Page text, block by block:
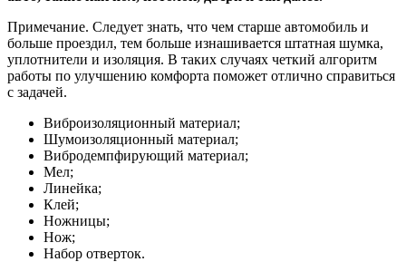
Примечание. Следует знать, что чем старше автомобиль и
больше проездил, тем больше изнашивается штатная шумка,
уплотнители и изоляция. В таких случаях четкий алгоритм
работы по улучшению комфорта поможет отлично справиться
с задачей.
Виброизоляционный материал;
Шумоизоляционный материал;
Вибродемпфирующий материал;
Мел;
Линейка;
Клей;
Ножницы;
Нож;
Набор отверток.